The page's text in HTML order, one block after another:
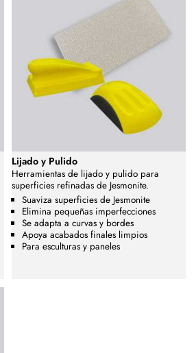
Lijado y Pulido
Herramientas de lijado y pulido para
superficies refinadas de Jesmonite.
Suaviza superficies de Jesmonite
Elimina pequeñas imperfecciones
Se adapta a curvas y bordes
Apoya acabados finales limpios
Para esculturas y paneles